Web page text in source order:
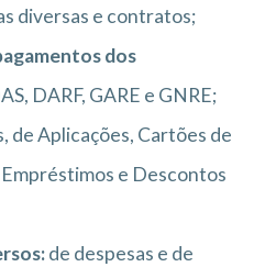
diversas e contratos;
dos
DARF, GARE e GNRE;
de Aplicações, Cartões de
e Descontos
de despesas e de